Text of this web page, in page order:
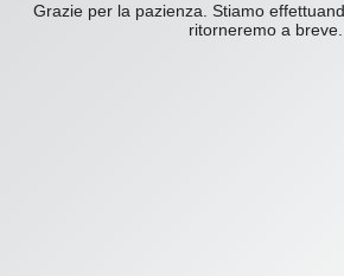
Grazie per la pazienza. Stiamo
ritorneremo a breve.